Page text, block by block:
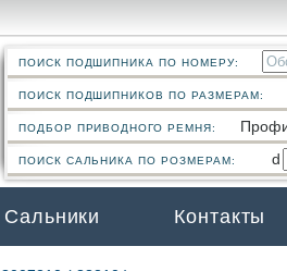
ПОИСК ПОДШИПНИКА ПО НОМЕРУ:
ПОИСК ПОДШИПНИКОВ ПО РАЗМЕРАМ:
ПОДБОР ПРИВОДНОГО РЕМНЯ:
ПОИСК САЛЬНИКА ПО РОЗМЕРАМ: d
Сальники Контакты